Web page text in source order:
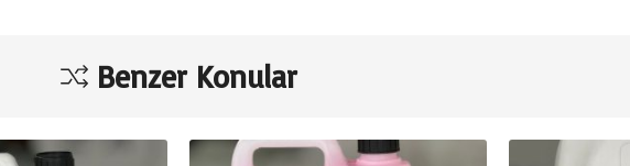
Benzer Konular